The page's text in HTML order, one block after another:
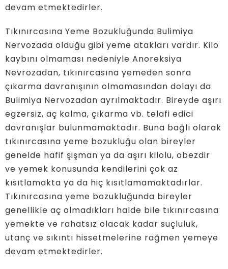
devam etmektedirler.
Tıkınırcasına Yeme Bozukluğunda Bulimiya
Nervozada olduğu gibi yeme atakları vardır. Kilo
kaybını olmaması nedeniyle Anoreksiya
Nevrozadan, tıkınırcasına yemeden sonra
çıkarma davranışının olmamasından dolayı da
Bulimiya Nervozadan ayrılmaktadır. Bireyde aşırı
egzersiz, aç kalma, çıkarma vb. telafi edici
davranışlar bulunmamaktadır. Buna bağlı olarak
tıkınırcasına yeme bozukluğu olan bireyler
genelde hafif şişman ya da aşırı kilolu, obezdir
ve yemek konusunda kendilerini çok az
kısıtlamakta ya da hiç kısıtlamamaktadırlar.
Tıkınırcasına yeme bozukluğunda bireyler
genellikle aç olmadıkları halde bile tıkınırcasına
yemekte ve rahatsız olacak kadar suçluluk,
utanç ve sıkıntı hissetmelerine rağmen yemeye
devam etmektedirler.